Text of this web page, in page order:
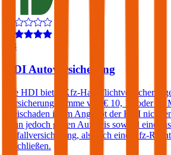
4,3
HDI Autoversicherung
Die HDI bietet Kfz-
Versicherungssumme von € 10, 15 oder
Freischaden ist im Angebot der HDI nicht
kann jedoch gegen Aufpreis sowohl eine
Unfallversicherung, als auch eine Kfz-
abschließen.